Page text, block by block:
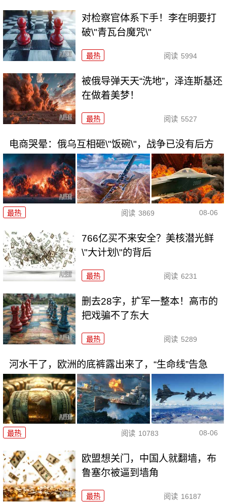
对检察官体系下手！李在明要打
破\"青瓦台魔咒\"
最热 阅读 5994
被俄导弹天天“洗地”，泽连斯基还
在做着美梦！
最热 阅读 5527
电商哭晕：俄乌互相砸\"饭碗\"，战争已没有后方
最热 阅读 3869 08-06
766亿买不来安全？美核潜光鲜
\"大计划\"的背后
最热 阅读 6231
删去28字，扩军一整本！高市的
把戏骗不了东大
最热 阅读 5289
河水干了，欧洲的底裤露出来了，“生命线”告急
最热 阅读 10783 08-06
欧盟想关门，中国人就翻墙，布
鲁塞尔被逼到墙角
最热 阅读 16187